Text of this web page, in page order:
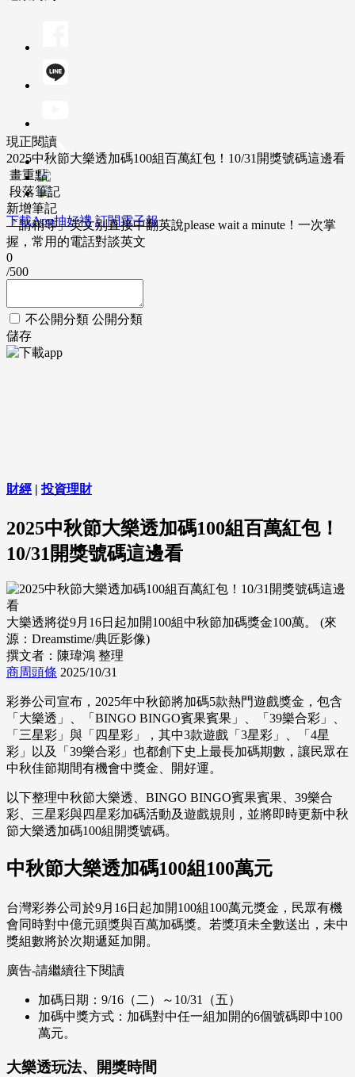
下載App抽好禮 訂閱電子報
現正閱讀
2025中秋節大樂透加碼100組百萬紅包！10/31開獎號碼這邊看
畫重點
段落筆記
新增筆記
「請稍等」英文別直接中翻英說please wait a minute！一次掌
握，常用的電話對談英文
0
/500
不公開分類 公開分類
儲存
財經 | 投資理財
2025中秋節大樂透加碼100組百萬紅包！
10/31開獎號碼這邊看
大樂透將從9月16日起加開100組中秋節加碼獎金100萬。 (來
源：Dreamstime/典匠影像)
撰文者：陳瑋鴻 整理
商周頭條 2025/10/31
彩券公司宣布，2025年中秋節將加碼5款熱門遊戲獎金，包含
「大樂透」、「BINGO BINGO賓果賓果」、「39樂合彩」、
「三星彩」與「四星彩」，其中3款遊戲「3星彩」、「4星
彩」以及「39樂合彩」也都創下史上最長加碼期數，讓民眾在
中秋佳節期間有機會中獎金、開好運。
以下整理中秋節大樂透、BINGO BINGO賓果賓果、39樂合
彩、三星彩與四星彩加碼活動及遊戲規則，並將即時更新中秋
節大樂透加碼100組開獎號碼。
中秋節大樂透加碼100組100萬元
台灣彩券公司於9月16日起加開100組100萬元獎金，民眾有機
會同時對中億元頭獎與百萬加碼獎。若獎項未全數送出，未中
獎組數將於次期遞延加開。
廣告-請繼續往下閱讀
加碼日期：9/16（二）～10/31（五）
加碼中獎方式：加碼對中任一組加開的6個號碼即中100
萬元。
大樂透玩法、開獎時間